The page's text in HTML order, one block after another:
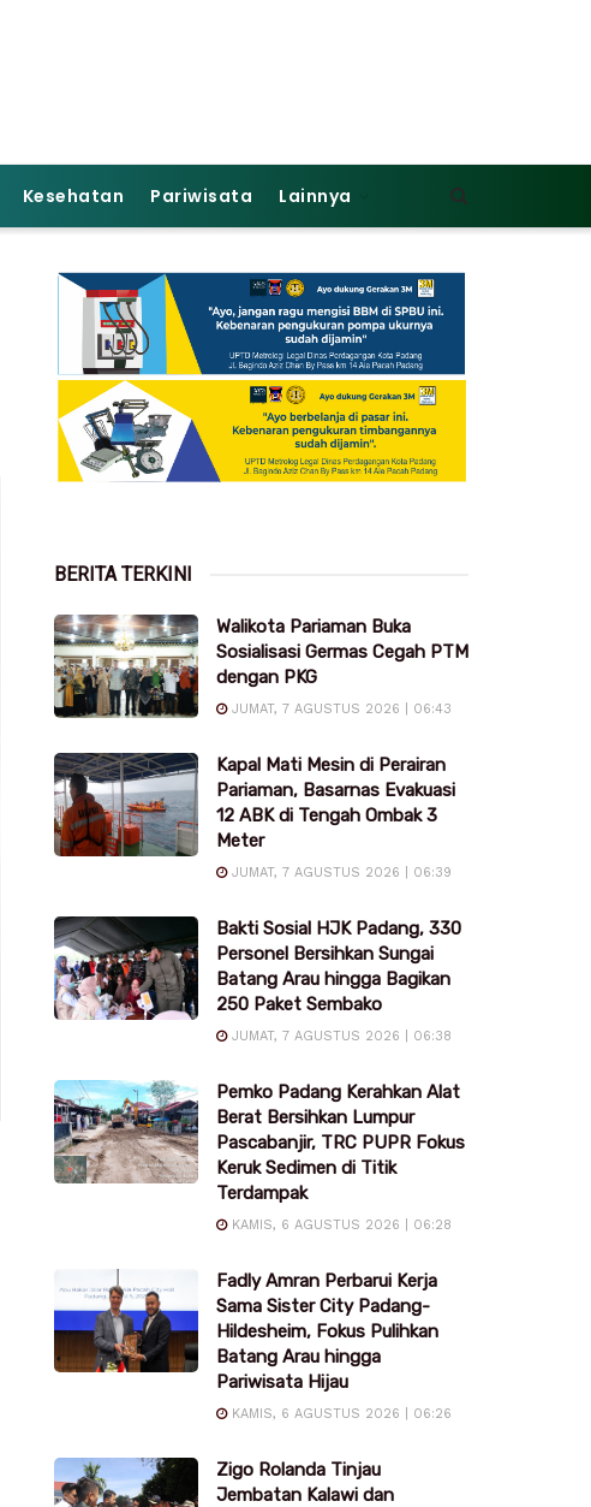
Kesehatan Pariwisata Lainnya
BERITA TERKINI
Walikota Pariaman Buka
Sosialisasi Germas Cegah PTM
dengan PKG
JUMAT, 7 AGUSTUS 2026 | 06:43
Kapal Mati Mesin di Perairan
Pariaman, Basarnas Evakuasi
12 ABK di Tengah Ombak 3
Meter
JUMAT, 7 AGUSTUS 2026 | 06:39
Bakti Sosial HJK Padang, 330
Personel Bersihkan Sungai
Batang Arau hingga Bagikan
250 Paket Sembako
JUMAT, 7 AGUSTUS 2026 | 06:38
Pemko Padang Kerahkan Alat
Berat Bersihkan Lumpur
Pascabanjir, TRC PUPR Fokus
Keruk Sedimen di Titik
Terdampak
KAMIS, 6 AGUSTUS 2026 | 06:28
Fadly Amran Perbarui Kerja
Sama Sister City Padang-
Hildesheim, Fokus Pulihkan
Batang Arau hingga
Pariwisata Hijau
KAMIS, 6 AGUSTUS 2026 | 06:26
Zigo Rolanda Tinjau
Jembatan Kalawi dan